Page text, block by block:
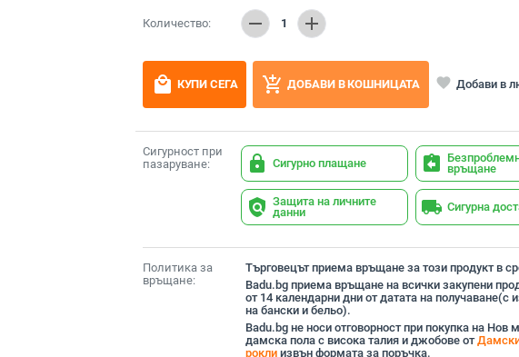
Количество: remove 1 add
local_mall КУПИ СЕГА add_shopping_cart ДОБАВИ В КОШНИЦАТА favorite Добави в
Сигурност при
пазаруване:
lock Сигурно плащане assignment_return връщане
policy Защита на личните
данни
local_shipping Сигурна
Политика за
връщане:
Търговецът приема връщане за този продукт в
Badu.bg приема връщане на всички закупени
от 14 календарни дни от датата на получаване(с
на бански и бельо).
Badu.bg не носи отговорност при покупка на Нов
дамска пола с висока талия и джобове от
роклиизвън формата за поръчка.